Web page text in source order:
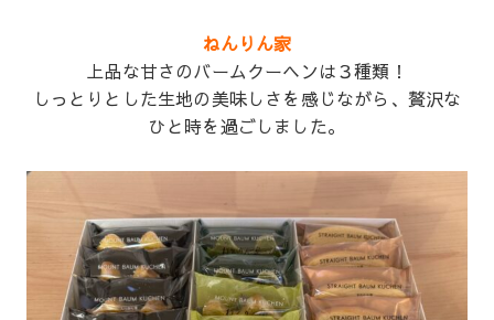
ねんりん家
上品な甘さのバームクーヘンは３種類！
しっとりとした生地の美味しさを感じながら、贅沢な
ひと時を過ごしました。